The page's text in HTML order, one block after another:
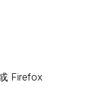
Firefox